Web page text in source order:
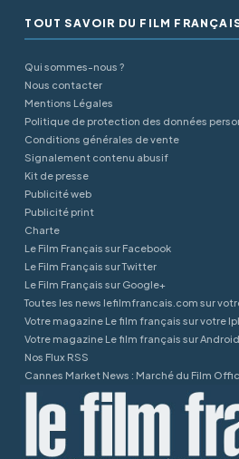
TOUT SAVOIR DU FILM
Qui sommes-nous ?
Nous contacter
Mentions Légales
Politique de protection des données
Conditions générales de vente
Signalement contenu abusif
Kit de presse
Publicité web
Publicité print
Charte
Le Film Français sur Facebook
Le Film Français sur Twitter
Le Film Français sur Google+
Toutes les news lefilmfrancais.com sur
Votre magazine Le film français sur votre
Votre magazine Le film français sur Android
Nos Flux RSS
Cannes Market News : Marché du Film